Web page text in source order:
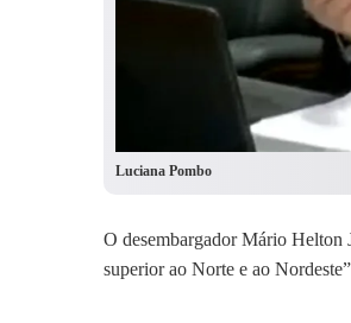
Luciana Pombo
O desembargador Mário Helton
superior ao Norte e ao